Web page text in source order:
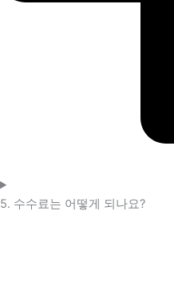
5. 수수료는 어떻게 되나요?